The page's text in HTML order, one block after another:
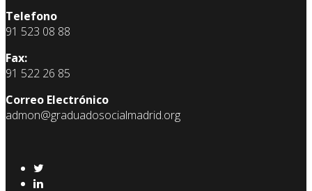
Telefono
91 523 08 88
Fax:
91 522 26 85
Correo Electrónico
admon@graduadosocialmadrid.org